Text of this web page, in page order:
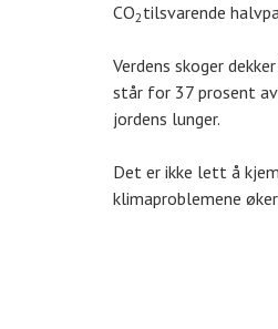
CO2tilsvarende
Verdens skoger
står for 37 prosent
jordens lunger.
Det er ikke lett å
klimaproblemene